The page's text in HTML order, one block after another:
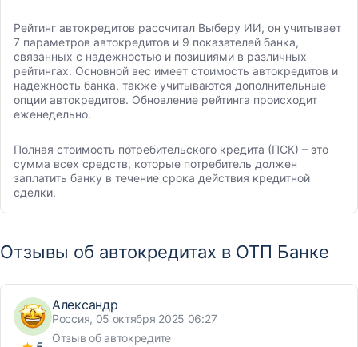
Рейтинг автокредитов рассчитал Выберу ИИ, он учитывает
7 параметров автокредитов и 9 показателей банка,
связанных с надежностью и позициями в различных
рейтингах. Основной вес имеет стоимость автокредитов и
надежность банка, также учитываются дополнительные
опции автокредитов. Обновление рейтинга происходит
еженедельно.
Полная стоимость потребительского кредита (ПСК) – это
сумма всех средств, которые потребитель должен
заплатить банку в течение срока действия кредитной
сделки.
Отзывы об автокредитах в ОТП Банке
Александр
Россия, 05 октября 2025 06:27
Отзыв об автокредите